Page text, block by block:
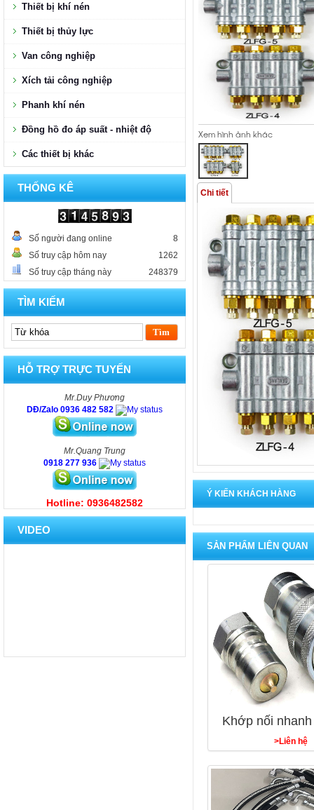
Thiết bị khí nén
Thiết bị thủy lực
Van công nghiệp
Xích tải công nghiệp
Phanh khí nén
Đồng hồ đo áp suất - nhiệt độ
Các thiết bị khác
THỐNG KÊ
Số người đang online
8
Số truy cập hôm nay
1262
Số truy cập tháng này
248379
TÌM KIẾM
HỖ TRỢ TRỰC TUYẾN
Mr.Duy Phương
DĐ/Zalo 0936 482 582
Mr.Quang Trung
0918 277 936
Hotline: 0936482582
VIDEO
Xem hình ảnh khác
Chi tiết
Ý KIẾN KHÁCH HÀNG
SẢN PHẨM LIÊN QUAN
Khớp nối
>Liên hệ